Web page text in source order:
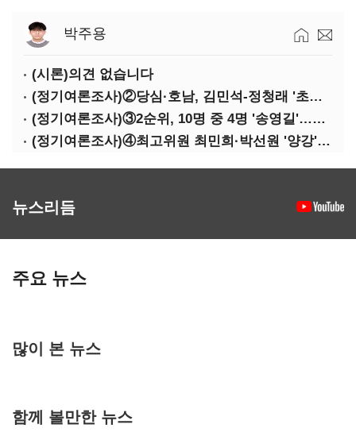
박주용
(시론)의견 없습니다
(정기여론조사)②당심·호남, 김민석-정청래 '초접전'
(정기여론조사)③2순위, 10명 중 4명 '송영길'…정청래 '한 자릿수'
(정기여론조사)④최고위원 최민희·박선원 '양강'…서미화·이성윤·임미애 뒤이어
뉴스리듬
주요 뉴스
많이 본 뉴스
함께 볼만한 뉴스